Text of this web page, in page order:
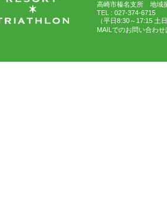
高崎市榛名支所 地域
TEL : 027-374-6715
（平日8:30～17:15 土
MAILでのお問い合わせ